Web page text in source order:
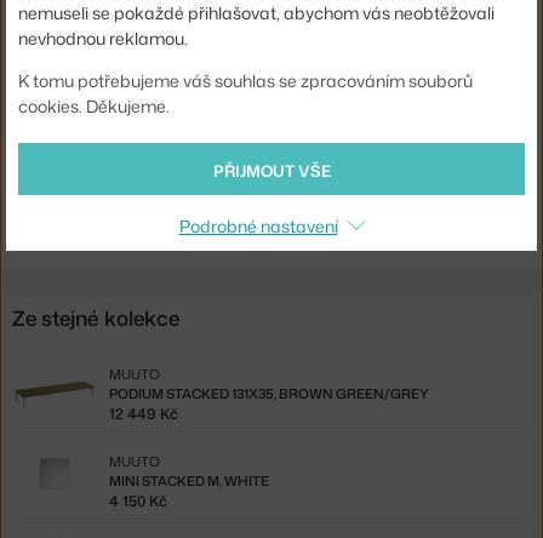
Barva:
světle šedá
Kód produktu MUU-STMBBLR02
EAN
5710562156354
Ste zo Slovenska? Prejdite naPolica Stacked (w. back) L, light grey
Shopping from the EU? Switch toStacked L, light grey
Ze stejné kolekce
PODIUM STACKED 131X35, BROWN GREEN/GREY
MUUTO
12 449 Kč
MINI STACKED M, WHITE
MUUTO
4 150 Kč
nemuseli se pokaždé přihlašovat, abychom vás neobtěžovali
nevhodnou reklamou.
K tomu potřebujeme váš souhlas se zpracováním souborů
cookies. Děkujeme.
PŘIJMOUT VŠE
Podrobné nastavení